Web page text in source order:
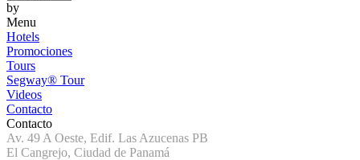
by
Menu
Hotels
Promociones
Tours
Segway® Tour
Videos
Contacto
Contacto
Av. 49 A Oeste, Edif. Las Azucenas PB
El Cangrejo, Ciudad de Panamá